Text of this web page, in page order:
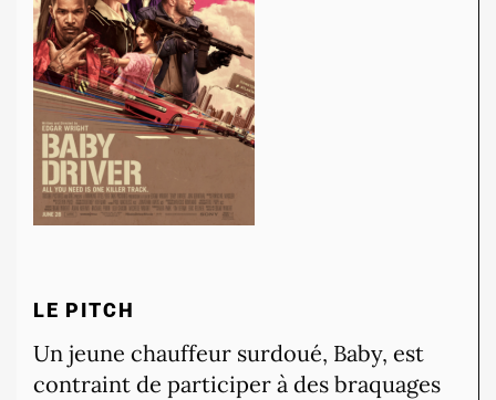
LE PITCH
Un jeune chauffeur surdoué, Baby, est
contraint de participer à des braquages